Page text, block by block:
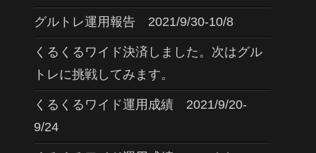
グルトレ運用報告 2021/9/30-10/8
くるくるワイド決済しました。次はグル
トレに挑戦してみます。
くるくるワイド運用成績 2021/9/20-
9/24